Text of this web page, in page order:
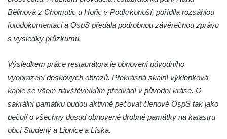
Kostel svatých Petra a Pavla v Želkovicích
Kaple Panny Marie Bolestné v Benešově
nad Ploučnicí
nad Ploučnicí
Hrobová kaple Mattauschů na hřbitově v
Benešově nad Ploučnicí
Kostel svaté Anny v Tisé
Hrobka rodiny Rohn na hřbitově v
Bělinová z Chomutic u Hořic v Podkrkonoší, pořídila rozsáhlou
fotodokumentaci a OspS předala podrobnou závěrečnou zprávu
s výsledky průzkumu.
Výsledkem práce restaurátora je obnovení původního
vyobrazení deskových obrazů. Překrásná skalní výklenková
kaple se všem návštěvníkům předvádí v původní kráse. O
sakrální památku budou aktivně pečovat členové OspS tak jako
pečují o všechny dosud obnovené drobné památky na katastru
obcí Studený a Lipnice a Líska.